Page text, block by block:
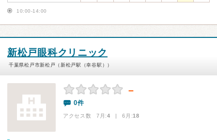
10:00-14:00
新松戸眼科クリニック
千葉県松戸市新松戸（新松戸駅（幸谷駅））
－
0件
アクセス数 7月:4 | 6月:18